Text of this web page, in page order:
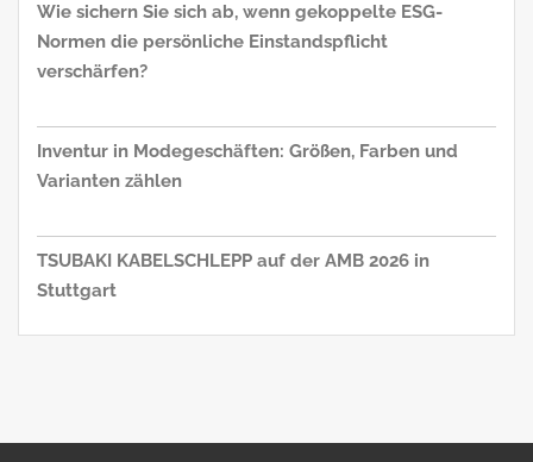
Wie sichern Sie sich ab, wenn gekoppelte ESG-
Normen die persönliche Einstandspflicht
verschärfen?
Inventur in Modegeschäften: Größen, Farben und
Varianten zählen
TSUBAKI KABELSCHLEPP auf der AMB 2026 in
Stuttgart